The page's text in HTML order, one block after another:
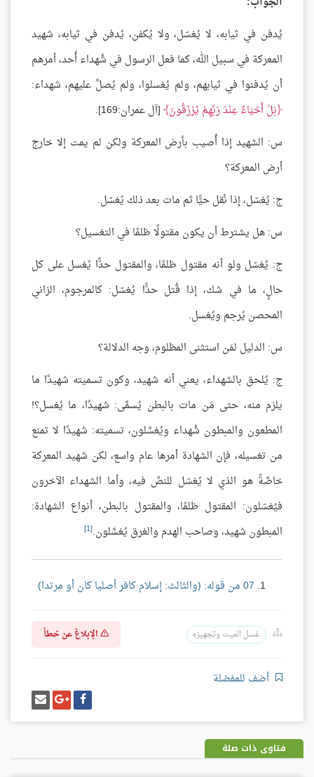
يُدفن في ثيابه، لا يُغسّل، ولا يُكفن، يُدفن في ثيابه، شهيد
المعركة في سبيل الله، كما فعل الرسول في شُهداء أُحد، أمرهم
أن يُدفنوا في ثيابهم، ولم يُغسلوا، ولم يُصلَّ عليهم، شهداء:
بَلْ أَحْيَاءٌ عِنْدَ رَبِّهِمْ يُرْزَقُونَ [آل عمران:169].
س: الشهيد إذا أُصيب بأرض المعركة ولكن لم يمت إلا خارج
أرض المعركة؟
ج: يُغسّل، إذا نُقل حيًّا ثم مات بعد ذلك يُغسّل.
س: هل يشترط أن يكون مقتولًا ظلمًا في التغسيل؟
ج: يُغسّل ولو أنه مقتول ظلمًا، والمقتول حدًّا يُغسل على كل
حالٍ، ما في شك، إذا قُتل حدًّا يُغسّل: كالمرجوم، الزاني
المحصن يُرجم ويُغسل.
س: الدليل لمَن استثنى المظلوم، وجه الدلالة؟
ج: يُلحق بالشهداء، يعني أنه شهيد، وكون تسميته شهيدًا ما
يلزم منه، حتى مَن مات بالبطن يُسمَّى: شهيدًا، ما يُغسل؟!
المطعون والمبطون شُهداء ويُغسَّلون، تسميته: شهيدًا لا تمنع
من تغسيله، فإن الشهادة أمرها عام واسع، لكن شهيد المعركة
خاصَّةً هو الذي لا يُغسّل للنصِّ فيه، وأما الشهداء الآخرون
فيُغسّلون: المقتول ظلمًا، والمقتول بالبطن، أنواع الشهادة:
المبطون شهيد، وصاحب الهدم والغرق يُغسَّلون.[1]
07 من قوله: (والثالث: إسلام كافر أصليا كان أو مرتدا)
غسل الميت وتجهيزه الإبلاغ عن خطأ
أضف للمفضلة
شارك
على
فيسبوك
شارك
على
غوغل
بلس
إرسل
إيميل
فتاوى ذات صلة